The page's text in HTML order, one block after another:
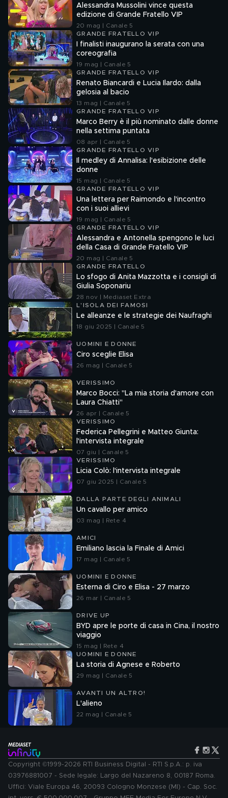
Alessandra Mussolini vince questa
edizione di Grande Fratello VIP
20 mag | Canale 5
GRANDE FRATELLO VIP
I finalisti inaugurano la serata con una
coreografia
19 mag | Canale 5
GRANDE FRATELLO VIP
Renato Biancardi e Lucia Ilardo: dalla
gelosia al bacio
13 mag | Canale 5
GRANDE FRATELLO VIP
Marco Berry è il più nominato dalle donne
nella settima puntata
08 apr | Canale 5
GRANDE FRATELLO VIP
Il medley di Annalisa: l'esibizione delle
donne
15 mag | Canale 5
GRANDE FRATELLO VIP
Una lettera per Raimondo e l'incontro
con i suoi allievi
19 mag | Canale 5
GRANDE FRATELLO VIP
Alessandra e Antonella spengono le luci
della Casa di Grande Fratello VIP
20 mag | Canale 5
GRANDE FRATELLO
Lo sfogo di Anita Mazzotta e i consigli di
Giulia Soponariu
28 nov | Mediaset Extra
L'ISOLA DEI FAMOSI
Le alleanze e le strategie dei Naufraghi
18 giu 2025 | Canale 5
UOMINI E DONNE
Ciro sceglie Elisa
26 mag | Canale 5
VERISSIMO
Marco Bocci: "La mia storia d'amore con
Laura Chiatti"
26 apr | Canale 5
VERISSIMO
Federica Pellegrini e Matteo Giunta:
l'intervista integrale
07 giu | Canale 5
VERISSIMO
Licia Colò: l'intervista integrale
07 giu 2025 | Canale 5
DALLA PARTE DEGLI ANIMALI
Un cavallo per amico
03 mag | Rete 4
AMICI
Emiliano lascia la Finale di Amici
17 mag | Canale 5
UOMINI E DONNE
Esterna di Ciro e Elisa - 27 marzo
26 mar | Canale 5
DRIVE UP
BYD apre le porte di casa in Cina, il nostro
viaggio
15 mag | Rete 4
UOMINI E DONNE
La storia di Agnese e Roberto
29 mag | Canale 5
AVANTI UN ALTRO!
L'alieno
22 mag | Canale 5
Copyright ©1999-2026 RTI Business Digital - RTI S.p.A.: p. iva
03976881007 - Sede legale: Largo del Nazareno 8, 00187 Roma.
Uffici: Viale Europa 46, 20093 Cologno Monzese (MI) - Cap. Soc.